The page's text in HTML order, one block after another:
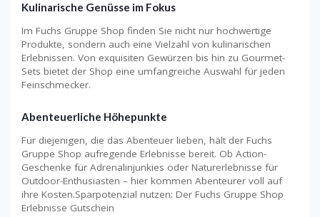
Kulinarische Genüsse im Fokus
Im Fuchs Gruppe Shop finden Sie nicht nur hochwertige
Produkte, sondern auch eine Vielzahl von kulinarischen
Erlebnissen. Von exquisiten Gewürzen bis hin zu Gourmet-
Sets bietet der Shop eine umfangreiche Auswahl für jeden
Feinschmecker.
Abenteuerliche Höhepunkte
Für diejenigen, die das Abenteuer lieben, hält der Fuchs
Gruppe Shop aufregende Erlebnisse bereit. Ob Action-
Geschenke für Adrenalinjunkies oder Naturerlebnisse für
Outdoor-Enthusiasten – hier kommen Abenteurer voll auf
ihre Kosten.Sparpotenzial nutzen: Der Fuchs Gruppe Shop
Erlebnisse Gutschein